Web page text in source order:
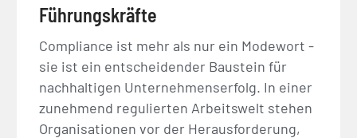
Führungskräfte
Compliance ist mehr als nur ein Modewort -
sie ist ein entscheidender Baustein für
nachhaltigen Unternehmenserfolg. In einer
zunehmend regulierten Arbeitswelt stehen
Organisationen vor der Herausforderung,